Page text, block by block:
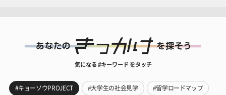
気になる #キーワード をタッチ
#キョーソウPROJECT #大学生の社会見学 #留学ロードマップ